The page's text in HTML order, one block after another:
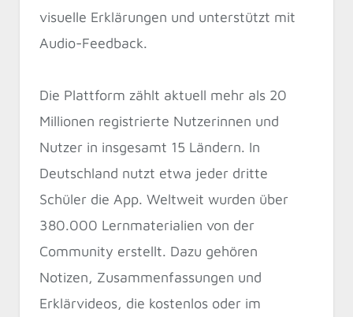
visuelle Erklärungen und unterstützt mit
Audio-Feedback.
Die Plattform zählt aktuell mehr als 20
Millionen registrierte Nutzerinnen und
Nutzer in insgesamt 15 Ländern. In
Deutschland nutzt etwa jeder dritte
Schüler die App. Weltweit wurden über
380.000 Lernmaterialien von der
Community erstellt. Dazu gehören
Notizen, Zusammenfassungen und
Erklärvideos, die kostenlos oder im